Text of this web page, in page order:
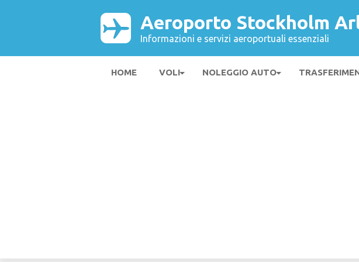
Aeroporto Stockholm
Informazioni e servizi aeroportuali essenziali
HOME VOLI NOLEGGIO AUTO